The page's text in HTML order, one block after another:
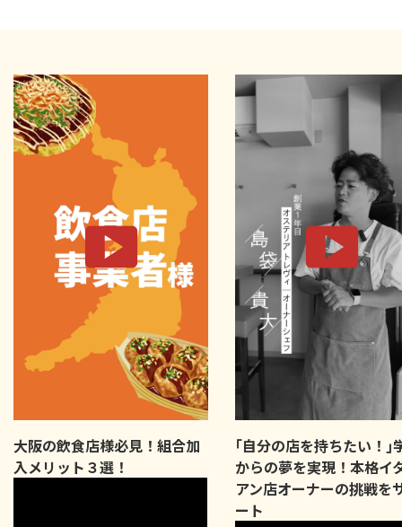
大阪の飲食店様必見！組合加
入メリット３選！
｢自分の店を持ちたい！｣
からの夢を実現！本格イ
アン店オーナーの挑戦を
ート